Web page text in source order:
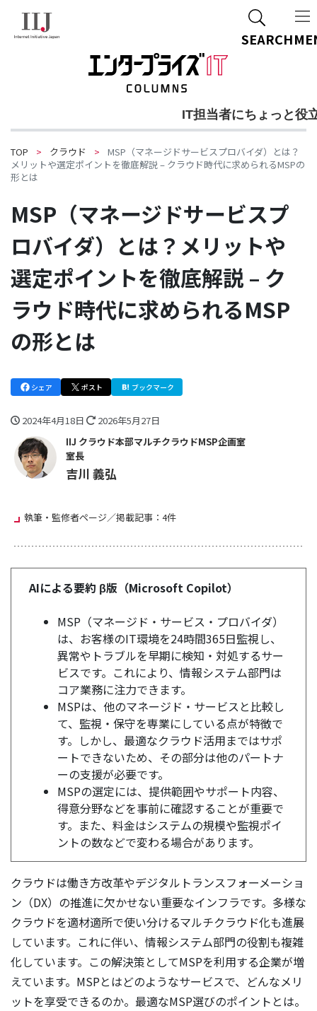
IT担当者にちょっと役
SEARCH
TOP クラウド
MSP（マネージドサービスプロバイダ）とは？
メリットや選定ポイントを徹底解説 – クラウド時代に求められるMSPの
形とは
MSP（マネージドサービスプ
ロバイダ）とは？メリットや
選定ポイントを徹底解説 – ク
ラウド時代に求められるMSP
の形とは
シェア ポスト ブックマーク
2024年4月18日
2026年5月27日
IIJ クラウド本部マルチクラウドMSP企画室
室長
吉川 義弘
執筆・監修者ページ／掲載記事：4件
AIによる要約 β版（Microsoft Copilot）
MSP（マネージド・サービス・プロバイダ）
は、お客様のIT環境を24時間365日監視し、
異常やトラブルを早期に検知・対処するサー
ビスです。これにより、情報システム部門は
コア業務に注力できます。
MSPは、他のマネージド・サービスと比較し
て、監視・保守を専業にしている点が特徴で
す。しかし、最適なクラウド活用まではサポ
ートできないため、その部分は他のパートナ
ーの支援が必要です。
MSPの選定には、提供範囲やサポート内容、
得意分野などを事前に確認することが重要で
す。また、料金はシステムの規模や監視ポイ
ントの数などで変わる場合があります。
クラウドは働き方改革やデジタルトランスフォーメーショ
ン（DX）の推進に欠かせない重要なインフラです。多様な
クラウドを適材適所で使い分けるマルチクラウド化も進展
しています。これに伴い、情報システム部門の役割も複雑
化しています。この解決策としてMSPを利用する企業が増
えています。MSPとはどのようなサービスで、どんなメリ
ットを享受できるのか。最適なMSP選びのポイントとは。